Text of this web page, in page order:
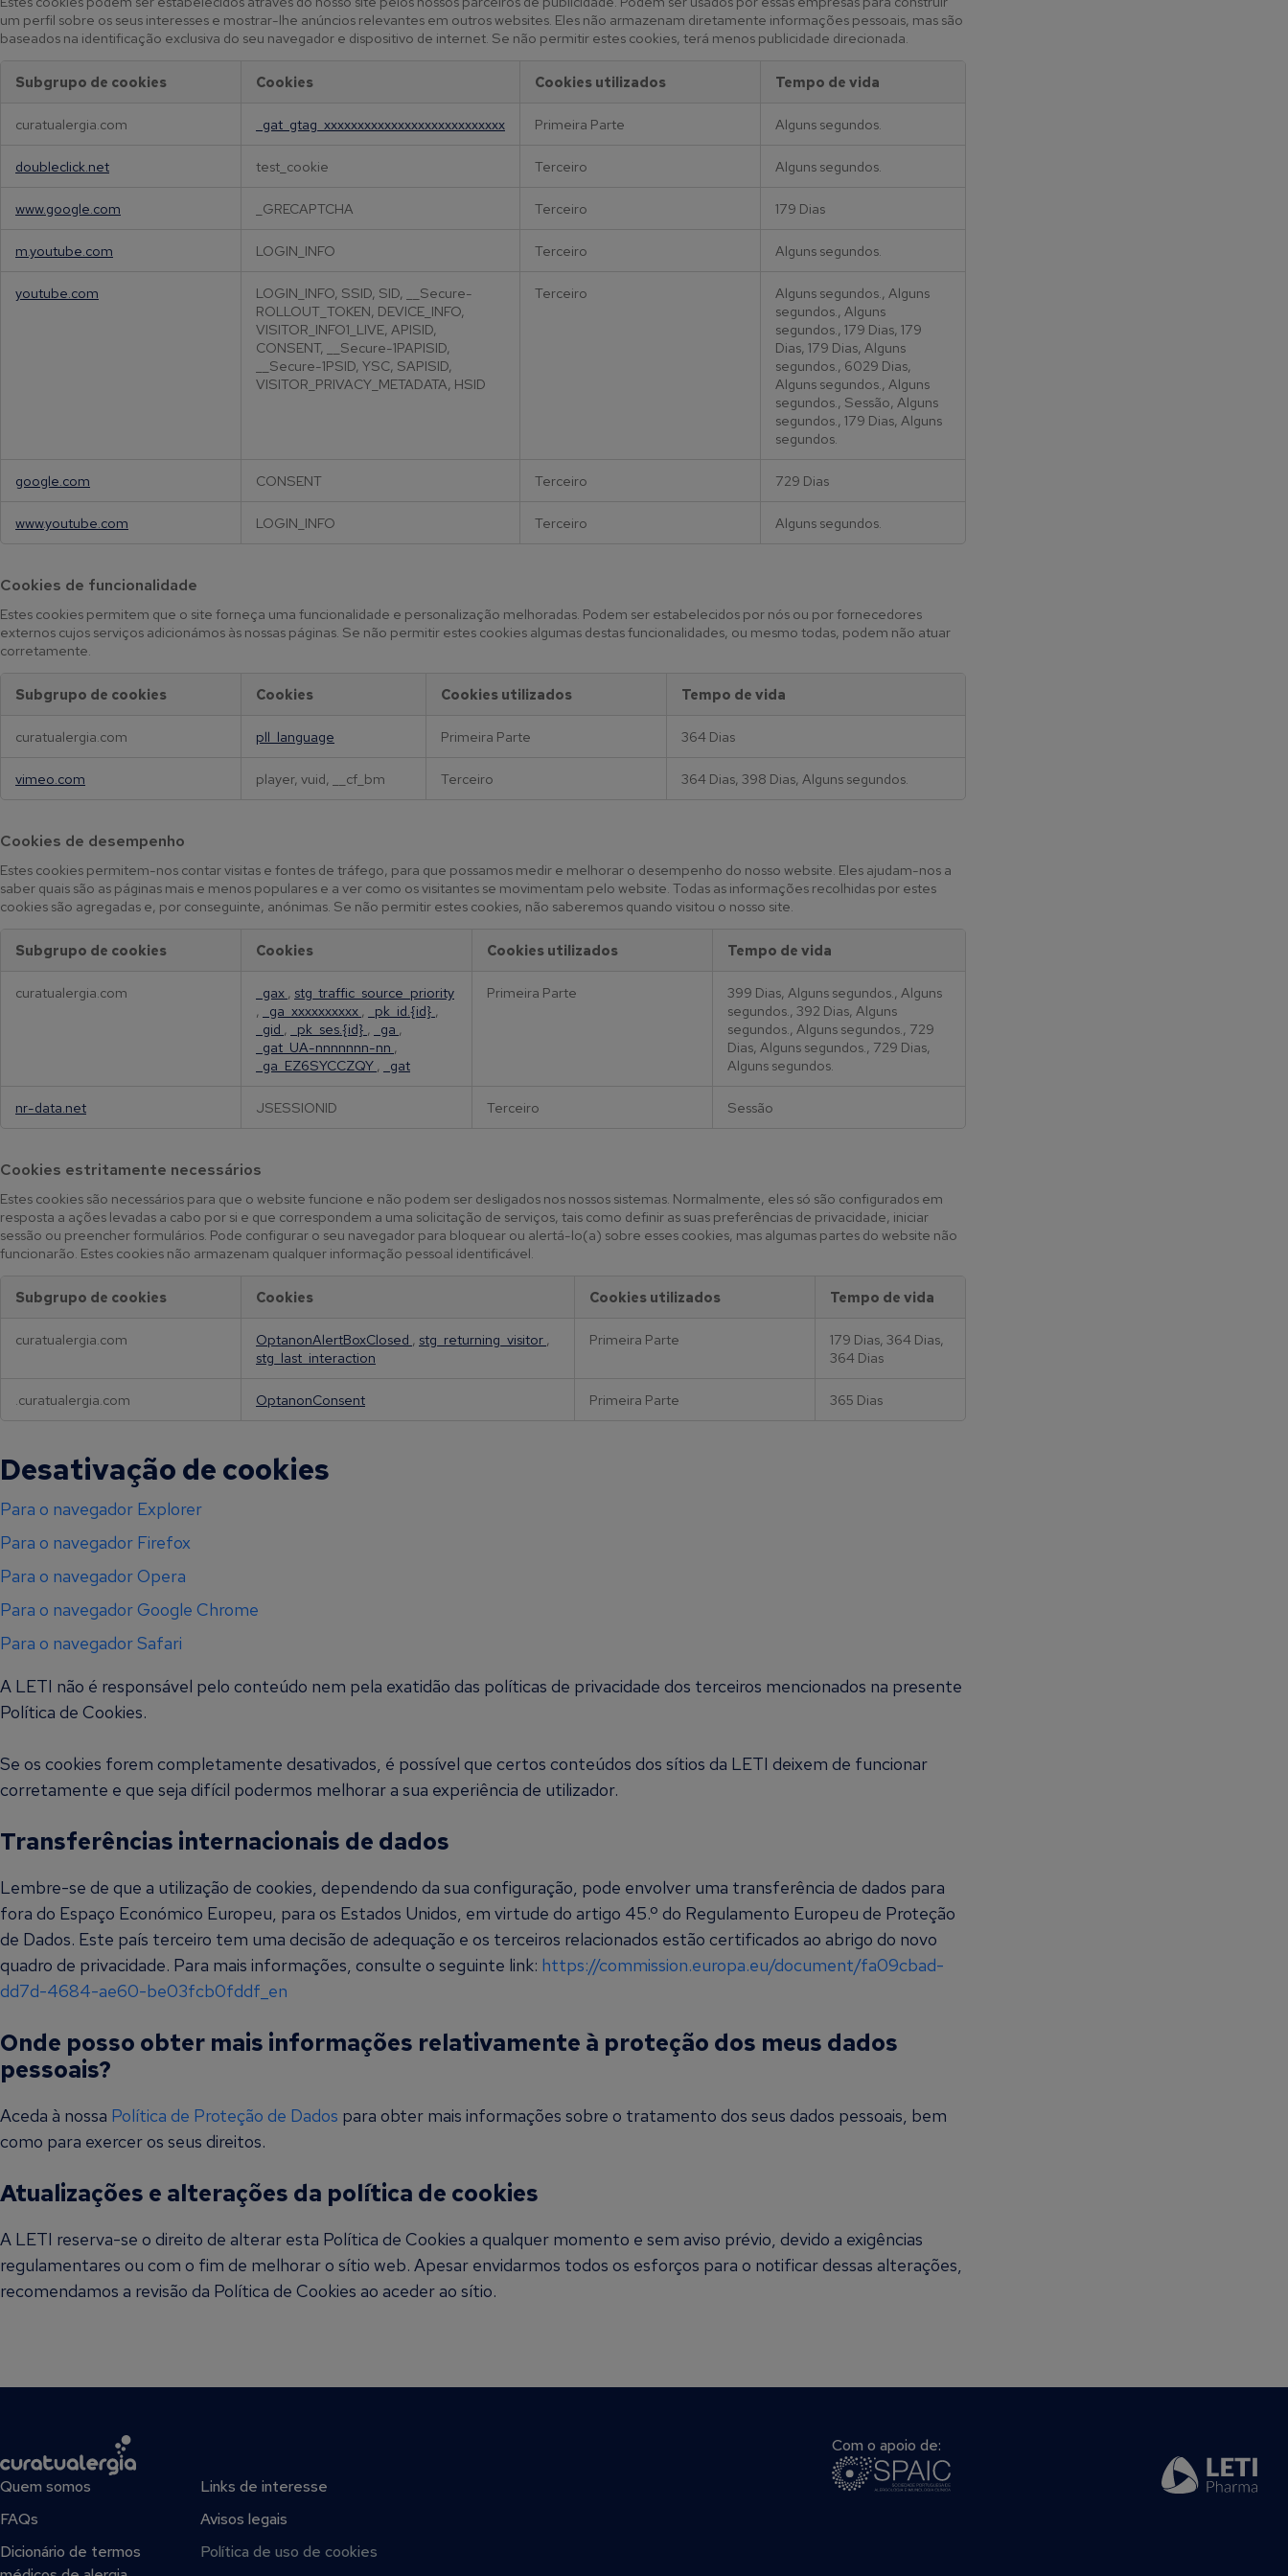
um perfil sobre os seus interesses e mostrar-lhe anúncios relevantes em outros websites. Eles não armazenam diretamente informações pessoais, mas são
baseados na identificação exclusiva do seu navegador e dispositivo de internet. Se não permitir estes cookies, terá menos publicidade direcionada.
Subgrupo de cookies Cookies Cookies utilizados Tempo de vida
curatualergia.com _gat_gtag_xxxxxxxxxxxxxxxxxxxxxxxxxxx Primeira Parte Alguns segundos.
doubleclick.net test_cookie Terceiro Alguns segundos.
www.google.com _GRECAPTCHA Terceiro 179 Dias
m.youtube.com LOGIN_INFO Terceiro Alguns segundos.
youtube.com
LOGIN_INFO, SSID, SID, __Secure-
ROLLOUT_TOKEN, DEVICE_INFO,
VISITOR_INFO1_LIVE, APISID,
CONSENT, __Secure-1PAPISID,
__Secure-1PSID, YSC, SAPISID,
VISITOR_PRIVACY_METADATA, HSID
Terceiro
Alguns segundos., Alguns
segundos., Alguns
segundos., 179 Dias, 179
Dias, 179 Dias, Alguns
segundos., 6029 Dias,
Alguns segundos., Alguns
segundos., Sessão, Alguns
segundos., 179 Dias, Alguns
segundos.
google.com CONSENT Terceiro 729 Dias
www.youtube.com LOGIN_INFO Terceiro Alguns segundos.
Cookies de funcionalidade
Estes cookies permitem que o site forneça uma funcionalidade e personalização melhoradas. Podem ser estabelecidos por nós ou por fornecedores
externos cujos serviços adicionámos às nossas páginas. Se não permitir estes cookies algumas destas funcionalidades, ou mesmo todas, podem não atuar
corretamente.
s
d
e
f
e
Subgrupo de cookies Cookies Cookies utilizados Tempo de vida
curatualergia.com pll_language Primeira Parte 364 Dias
vimeo.com player, vuid, __cf_bm Terceiro 364 Dias, 398 Dias, Alguns segundos.
Cookies de desempenho
Estes cookies permitem-nos contar visitas e fontes de tráfego, para que possamos medir e melhorar o desempenho do nosso website. Eles ajudam-nos a
saber quais são as páginas mais e menos populares e a ver como os visitantes se movimentam pelo website. Todas as informações recolhidas por estes
cookies são agregadas e, por conseguinte, anónimas. Se não permitir estes cookies, não saberemos quando visitou o nosso site.
d
s
e
m
p
Subgrupo de cookies Cookies Cookies utilizados Tempo de vida
curatualergia.com _gax , stg_traffic_source_priority
,
_ga_xxxxxxxxxx , _pk_id.{id} ,
_gid , _pk_ses.{id} , _ga ,
_gat_UA-nnnnnnn-nn ,
_ga_EZ6SYCCZQY , _gat
Primeira Parte
399 Dias, Alguns segundos., Alguns
segundos., 392 Dias, Alguns
segundos., Alguns segundos., 729
Dias, Alguns segundos., 729 Dias,
Alguns segundos.
nr-data.net JSESSIONID Terceiro Sessão
Cookies estritamente necessários
Estes cookies são necessários para que o website funcione e não podem ser desligados nos nossos sistemas. Normalmente, eles só são configurados em
resposta a ações levadas a cabo por si e que correspondem a uma solicitação de serviços, tais como definir as suas preferências de privacidade, iniciar
sessão ou preencher formulários. Pode configurar o seu navegador para bloquear ou alertá-lo(a) sobre esses cookies, mas algumas partes do website não
funcionarão. Estes cookies não armazenam qualquer informação pessoal identificável.
e
t
i
t
m
n
e
n
e
s
á
o
s
Subgrupo de cookies Cookies Cookies utilizados Tempo de vida
curatualergia.com OptanonAlertBoxClosed , stg_returning_visitor ,
stg_last_interaction
Primeira Parte
179 Dias, 364 Dias,
364 Dias
.curatualergia.com OptanonConsent Primeira Parte 365 Dias
Desativação de cookies
Para o navegador Explorer
Para o navegador Firefox
Para o navegador Opera
Para o navegador Google Chrome
Para o navegador Safari
A LETI não é responsável pelo conteúdo nem pela exatidão das políticas de privacidade dos terceiros mencionados na presente
Política de Cookies.
Se os cookies forem completamente desativados, é possível que certos conteúdos dos sítios da LETI deixem de funcionar
corretamente e que seja difícil podermos melhorar a sua experiência de utilizador.
Transferências internacionais de dados
Lembre-se de que a utilização de cookies, dependendo da sua configuração, pode envolver uma transferência de dados para
fora do Espaço Económico Europeu, para os Estados Unidos, em virtude do artigo 45.º do Regulamento Europeu de Proteção
de Dados. Este país terceiro tem uma decisão de adequação e os terceiros relacionados estão certificados ao abrigo do novo
quadro de privacidade. Para mais informações, consulte o seguinte link: https://commission.europa.eu/document/fa09cbad-
dd7d-4684-ae60-be03fcb0fddf_en
Onde posso obter mais informações relativamente à proteção dos meus dados
pessoais?
Aceda à nossa Política de Proteção de Dados para obter mais informações sobre o tratamento dos seus dados pessoais, bem
como para exercer os seus direitos.
Atualizações e alterações da política de cookies
A LETI reserva-se o direito de alterar esta Política de Cookies a qualquer momento e sem aviso prévio, devido a exigências
regulamentares ou com o fim de melhorar o sítio web. Apesar envidarmos todos os esforços para o notificar dessas alterações,
recomendamos a revisão da Política de Cookies ao aceder ao sítio.
Quem somos
FAQs
Dicionário de termos
Links de interesse
Avisos legais
Política de uso de cookies
Com o apoio de: